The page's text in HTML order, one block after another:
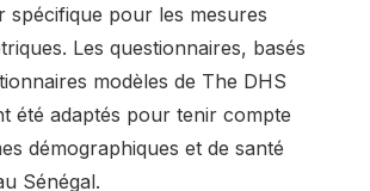
spécifique pour les mesures
Les questionnaires, basés
modèles de The DHS
été adaptés pour tenir compte
démographiques et de santé
Sénégal.